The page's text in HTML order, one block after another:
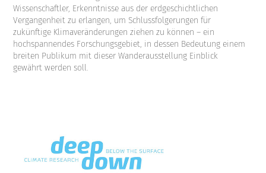
Wissenschaftler, Erkenntnisse aus der erdgeschichtlichen
Vergangenheit zu erlangen, um Schlussfolgerungen für
zukünftige Klimaveränderungen ziehen zu können – ein
hochspannendes Forschungsgebiet, in dessen Bedeutung einem
breiten Publikum mit dieser Wanderausstellung Einblick
gewährt werden soll.